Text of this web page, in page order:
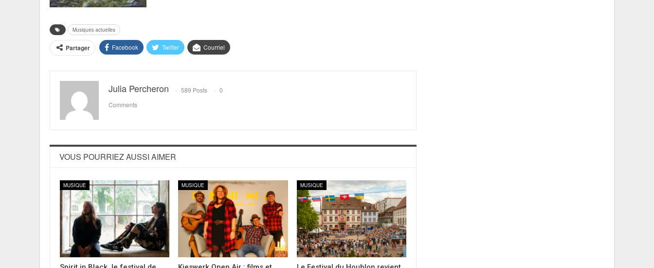
Musiques actuelles
Partager Facebook Twitter Courriel
Julia Percheron 589 Posts
0
Comments
VOUS POURRIEZ AUSSI AIMER
MUSIQUE MUSIQUE MUSIQUE